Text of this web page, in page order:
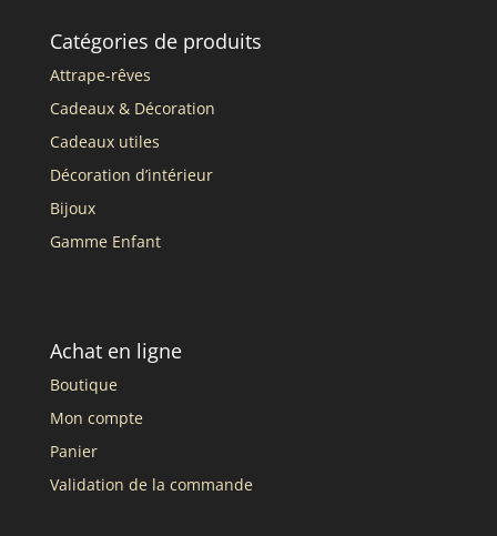
Catégories de produits
Attrape-rêves
Cadeaux & Décoration
Cadeaux utiles
Décoration d’intérieur
Bijoux
Gamme Enfant
Achat en ligne
Boutique
Mon compte
Panier
Validation de la commande